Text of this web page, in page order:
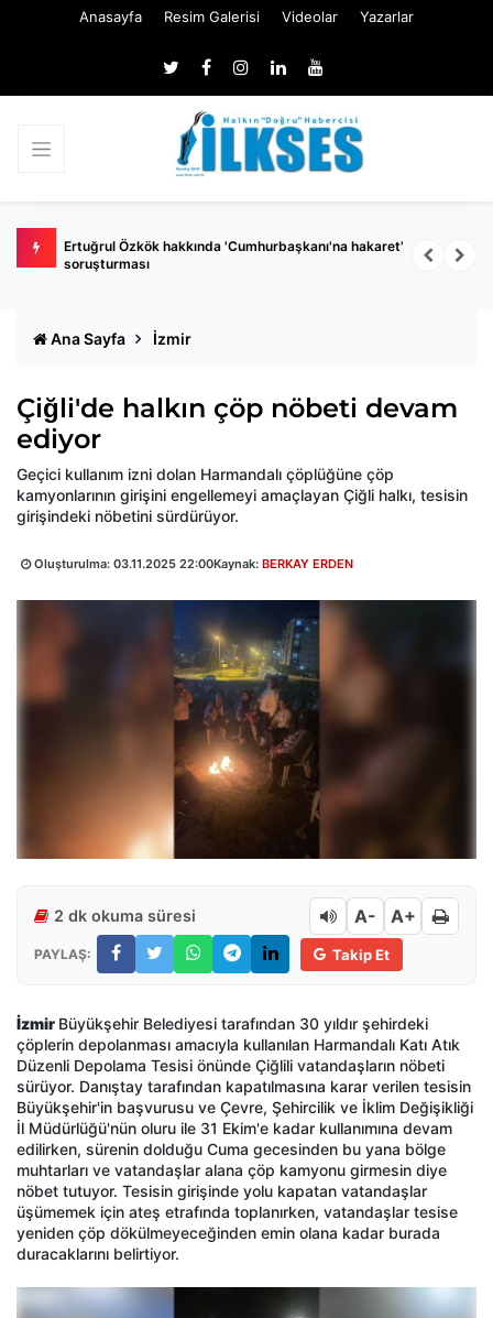
Anasayfa Resim Galerisi Videolar Yazarlar
belli
Ertuğrul Özkök hakkında 'Cumhurbaşkanı'na hakaret'
soruşturması
Ana Sayfa İzmir
Çiğli'de halkın çöp nöbeti devam
ediyor
Geçici kullanım izni dolan Harmandalı çöplüğüne çöp
kamyonlarının girişini engellemeyi amaçlayan Çiğli halkı, tesisin
girişindeki nöbetini sürdürüyor.
Oluşturulma: 03.11.2025 22:00Kaynak: BERKAY ERDEN
2 dk okuma süresi A- A+
PAYLAŞ: Takip Et
İzmir Büyükşehir Belediyesi tarafından 30 yıldır şehirdeki
çöplerin depolanması amacıyla kullanılan Harmandalı Katı Atık
Düzenli Depolama Tesisi önünde Çiğlili vatandaşların nöbeti
sürüyor. Danıştay tarafından kapatılmasına karar verilen tesisin
Büyükşehir'in başvurusu ve Çevre, Şehircilik ve İklim Değişikliği
İl Müdürlüğü'nün oluru ile 31 Ekim'e kadar kullanımına devam
edilirken, sürenin dolduğu Cuma gecesinden bu yana bölge
muhtarları ve vatandaşlar alana çöp kamyonu girmesin diye
nöbet tutuyor. Tesisin girişinde yolu kapatan vatandaşlar
üşümemek için ateş etrafında toplanırken, vatandaşlar tesise
yeniden çöp dökülmeyeceğinden emin olana kadar burada
duracaklarını belirtiyor.